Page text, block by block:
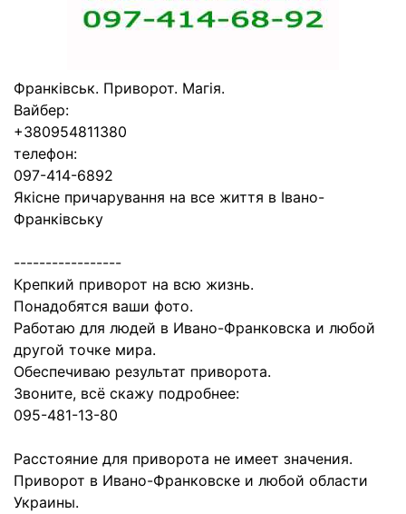
Франківськ. Приворот. Магія.
Вайбер:
+380954811380
телефон:
097-414-6892
Якісне причарування на все життя в Івано-
Франківську
-----------------
Крепкий приворот на всю жизнь.
Понадобятся ваши фото.
Работаю для людей в Ивано-Франковска и любой
другой точке мира.
Обеспечиваю результат приворота.
Звоните, всё скажу подробнее:
095-481-13-80
Расстояние для приворота не имеет значения.
Приворот в Ивано-Франковске и любой области
Украины.